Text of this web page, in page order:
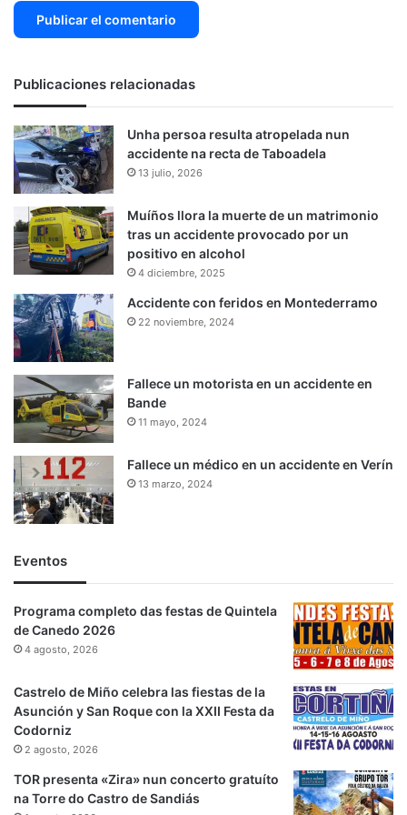
Publicaciones relacionadas
Unha persoa resulta atropelada nun
accidente na recta de Taboadela
13 julio, 2026
Muíños llora la muerte de un matrimonio
tras un accidente provocado por un
positivo en alcohol
4 diciembre, 2025
Accidente con feridos en Montederramo
22 noviembre, 2024
Fallece un motorista en un accidente en
Bande
11 mayo, 2024
Fallece un médico en un accidente en Verín
13 marzo, 2024
Eventos
Programa completo das festas de Quintela
de Canedo 2026
4 agosto, 2026
Castrelo de Miño celebra las fiestas de la
Asunción y San Roque con la XXII Festa da
Codorniz
2 agosto, 2026
TOR presenta «Zira» nun concerto gratuíto
na Torre do Castro de Sandiás